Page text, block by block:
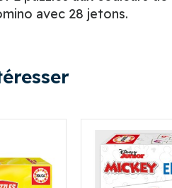
avec 28 jetons.